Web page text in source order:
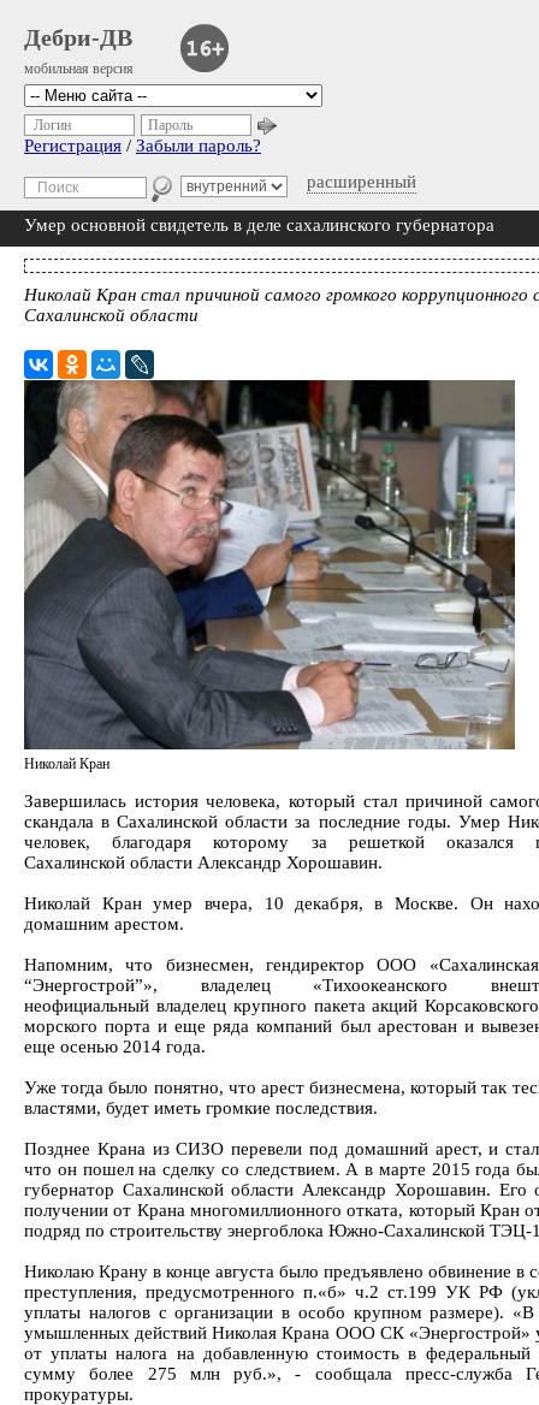
Дебри-ДВ
мобильная версия
расширенный
Логин Пароль
Регистрация / Забыли пароль?
Умер основной свидетель в деле сахалинского губернатора
Николай Кран стал причиной самого громкого коррупционного
Сахалинской области
Николай Кран
Завершилась история человека, который стал причиной
скандала в Сахалинской области за последние годы. Умер
человек, благодаря которому за решеткой оказался
Сахалинской области Александр Хорошавин.
Николай Кран умер вчера, 10 декабря, в Москве. Он
домашним арестом.
Напомним, что бизнесмен, гендиректор ООО
“Энергострой”», владелец «Тихоокеанского
неофициальный владелец крупного пакета акций
морского порта и еще ряда компаний был арестован и
еще осенью 2014 года.
Уже тогда было понятно, что арест бизнесмена, который так
властями, будет иметь громкие последствия.
Позднее Крана из СИЗО перевели под домашний арест, и
что он пошел на сделку со следствием. А в марте 2015 года
губернатор Сахалинской области Александр Хорошавин. Его
получении от Крана многомиллионного отката, который Кран
подряд по строительству энергоблока Южно-Сахалинской ТЭЦ-
Николаю Крану в конце августа было предъявлено обвинение в
преступления, предусмотренного п.«б» ч.2 ст.199 УК РФ
уплаты налогов с организации в особо крупном размере). «В
умышленных действий Николая Крана ООО СК «Энергострой»
от уплаты налога на добавленную стоимость в
сумму более 275 млн руб.», - сообщала пресс-служба
прокуратуры.